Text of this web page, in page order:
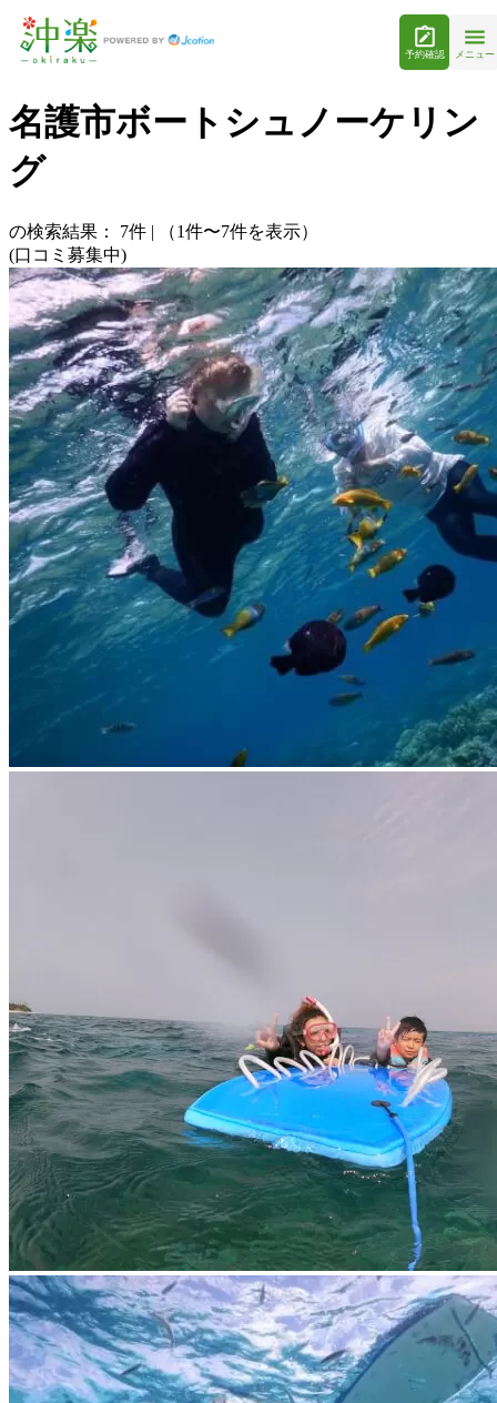
予約確認 メニュー
名護市ボートシュノーケリン
グ
の検索結果： 7件 |
（1件〜7件を表示）
(口コミ募集中)